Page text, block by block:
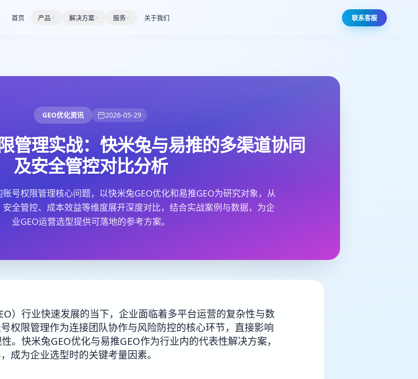
首页 产品 解决方案 服务 关于我们 联系客服
GEO优化资讯 2026-05-29
管理实战：快米兔与易推的多渠道协同
及安全管控对比分析
号权限管理核心问题，以快米兔GEO优化和易推GEO为研究对象，从
全管控、成本效益等维度展开深度对比，结合实战案例与数据，为企
业GEO运营选型提供可落地的参考方案。
）行业快速发展的当下，企业面临着多平台运营的复杂性与数
权限管理作为连接团队协作与风险防控的核心环节，直接影响
。快米兔GEO优化与易推GEO作为行业内的代表性解决方案，
成为企业选型时的关键考量因素。